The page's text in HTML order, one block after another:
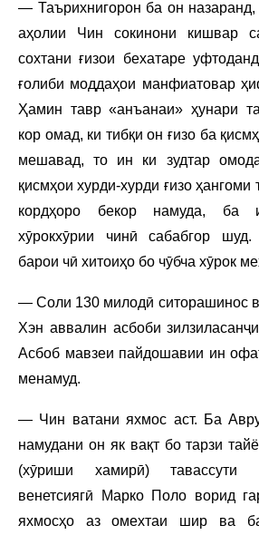
— Таърихнигорон ба он
аҳолии Чин сокинони кишвар
сохтани ғизои бехатаре
ғолиби моддаҳои манфиатовар
Ҳамин тавр «анъанаи» ҳунари
кор омад, ки тибқи он ғизо ба
мешавад, то ин ки зудтар
қисмҳои хурди-хурди ғизо
кордҳоро бекор намуда, ба
хӯрокхӯрии чинӣ сабабгор
барои чӣ хитоиҳо бо чӯбча хӯрок
— Соли 130 милодӣ ситорашинос
Хэн аввалин асбоби
Асбоб мавзеи пайдошавии ин
менамуд.
— Чин ватани яхмос аст. Ба
намудани он як вақт бо тарзи
(хӯриши хамирӣ) тавассути
венетсиягӣ Марко Поло ворид
яхмосҳо аз омехтаи шир ва